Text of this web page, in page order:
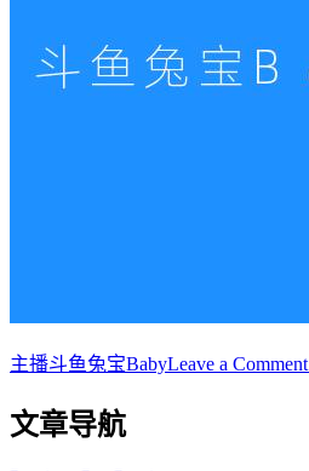
主播斗鱼兔宝BabyLeave a Comment
文章导航